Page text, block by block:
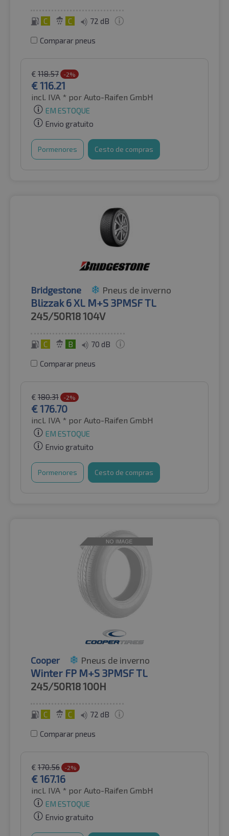
C C 72 dB
Comparar pneus
€ 118.57 -2%
€116.21
incl. IVA * por Auto-Raifen GmbH
EM ESTOQUE
Envio gratuito
Pormenores Cesto de compras
Bridgestone Pneus de inverno
Blizzak 6 XL M+S 3PMSF TL
245/50R18104V
C B 70 dB
Comparar pneus
€ 180.31 -2%
€176.70
incl. IVA * por Auto-Raifen GmbH
EM ESTOQUE
Envio gratuito
Pormenores Cesto de compras
Cooper Pneus de inverno
Winter FP M+S 3PMSF TL
245/50R18100H
C C 72 dB
Comparar pneus
€ 170.56 -2%
€167.16
incl. IVA * por Auto-Raifen GmbH
EM ESTOQUE
Envio gratuito